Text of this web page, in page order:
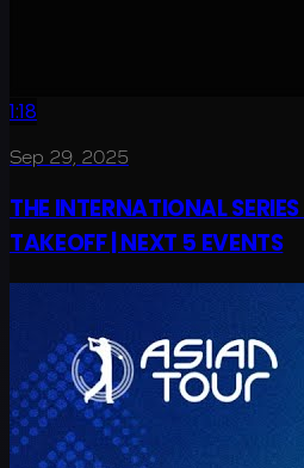
1:18
Sep 29, 2025
THE INTERNATIONAL
TAKEOFF | NEXT 5 EVENTS